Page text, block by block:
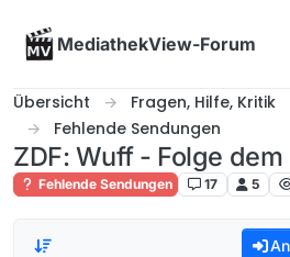
MediathekView-Forum
Übersicht
Fragen, Hilfe, Kritik
Fehlende Sendungen
ZDF: Wuff - Folge dem
Fehlende Sendungen 17 5